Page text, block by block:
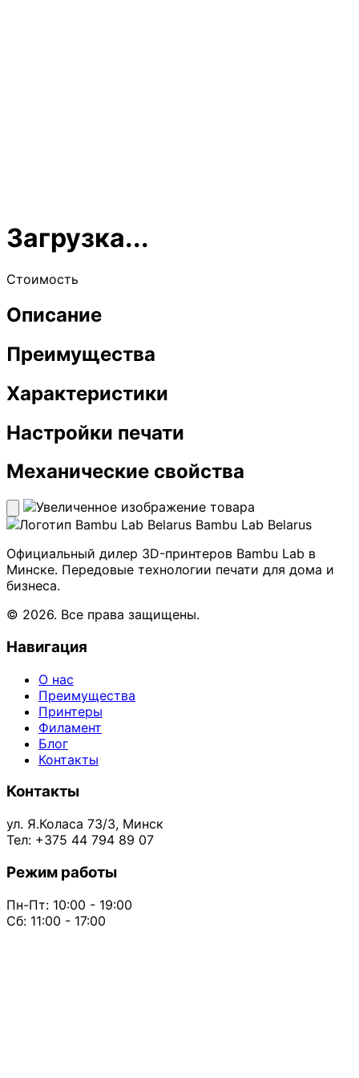
Загрузка...
Стоимость
Описание
Преимущества
Характеристики
Настройки печати
Механические свойства
Bambu Lab Belarus
Официальный дилер 3D-принтеров Bambu Lab в
Минске. Передовые технологии печати для дома и
бизнеса.
© 2026. Все права защищены.
Навигация
О нас
Преимущества
Принтеры
Филамент
Блог
Контакты
Контакты
ул. Я.Коласа 73/3, Минск
Тел: +375 44 794 89 07
Режим работы
Пн-Пт: 10:00 - 19:00
Сб: 11:00 - 17:00